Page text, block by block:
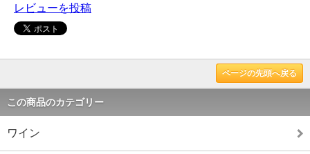
レビューを投稿
ページの先頭へ戻る
この商品のカテゴリー
ワイン